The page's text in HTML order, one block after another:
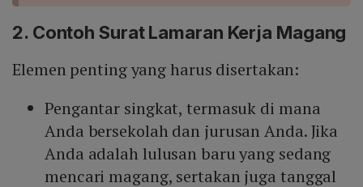
2. Contoh Surat Lamaran Kerja Magang
Elemen penting yang harus disertakan:
Pengantar singkat, termasuk di mana
Anda bersekolah dan jurusan Anda. Jika
Anda adalah lulusan baru yang sedang
mencari magang, sertakan juga tanggal